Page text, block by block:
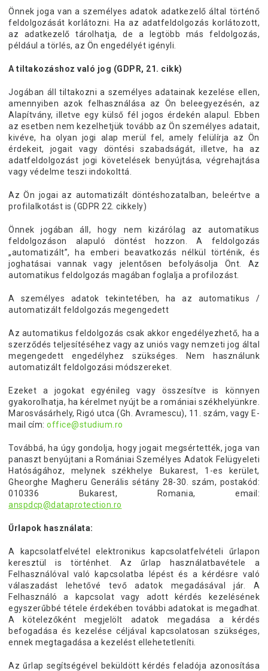
Önnek joga van a személyes adatok adatkezelő által történő
feldolgozását korlátozni. Ha az adatfeldolgozás korlátozott,
az adatkezelő tárolhatja, de a legtöbb más feldolgozás,
például a törlés, az Ön engedélyét igényli.
A tiltakozáshoz való jog (GDPR, 21. cikk)
Jogában áll tiltakozni a személyes adatainak kezelése ellen,
amennyiben azok felhasználása az Ön beleegyezésén, az
Alapítvány, illetve egy külső fél jogos érdekén alapul. Ebben
az esetben nem kezelhetjük tovább az Ön személyes adatait,
kivéve, ha olyan jogi alap merül fel, amely felülírja az Ön
érdekeit, jogait vagy döntési szabadságát, illetve, ha az
adatfeldolgozást jogi követelések benyújtása, végrehajtása
vagy védelme teszi indokolttá.
Az Ön jogai az automatizált döntéshozatalban, beleértve a
profilalkotást is (GDPR 22. cikkely)
Önnek jogában áll, hogy nem kizárólag az automatikus
feldolgozáson alapuló döntést hozzon. A feldolgozás
„automatizált”, ha emberi beavatkozás nélkül történik, és
joghatásai vannak vagy jelentősen befolyásolja Önt. Az
automatikus feldolgozás magában foglalja a profilozást.
A személyes adatok tekintetében, ha az automatikus /
automatizált feldolgozás megengedett
Az automatikus feldolgozás csak akkor engedélyezhető, ha a
szerződés teljesítéséhez vagy az uniós vagy nemzeti jog által
megengedett engedélyhez szükséges. Nem használunk
automatizált feldolgozási módszereket.
Ezeket a jogokat egyénileg vagy összesítve is könnyen
gyakorolhatja, ha kérelmet nyújt be a romániai székhelyünkre.
Marosvásárhely, Rigó utca (Gh. Avramescu), 11. szám, vagy E-
mail cím: office@studium.ro
Továbbá, ha úgy gondolja, hogy jogait megsértették, joga van
panaszt benyújtani a Romániai Személyes Adatok Felügyeleti
Hatóságához, melynek székhelye Bukarest, 1-es kerület,
Gheorghe Magheru Generális sétány 28-30. szám, postakód:
010336 Bukarest, Romania, email:
anspdcp@dataprotection.ro
Űrlapok használata:
A kapcsolatfelvétel elektronikus kapcsolatfelvételi űrlapon
keresztül is történhet. Az űrlap használatbavétele a
Felhasználóval való kapcsolatba lépést és a kérdésre való
válaszadást lehetővé tevő adatok megadásával jár. A
Felhasználó a kapcsolat vagy adott kérdés kezelésének
egyszerűbbé tétele érdekében további adatokat is megadhat.
A kötelezőként megjelölt adatok megadása a kérdés
befogadása és kezelése céljával kapcsolatosan szükséges,
ennek megtagadása a kezelést ellehetetleníti.
Az űrlap segítségével beküldött kérdés feladója azonosítása